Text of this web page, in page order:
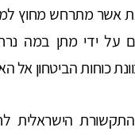
את אשר מתרחש
על ידי מתן
כוחות הביטחון אל
הישראלית